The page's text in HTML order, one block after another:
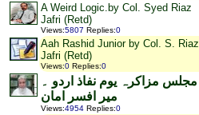
A Weird Logic.by Col. Syed Riaz
Jafri (Retd)
Views:5807 Replies:0
Aah Rashid Junior by Col. S. Riaz
Jafri (Retd)
Views:0 Replies:0
مجلس مزاکرہ یوم نفاذ اردو ۔
میر افسر امان
Views:4954 Replies:0